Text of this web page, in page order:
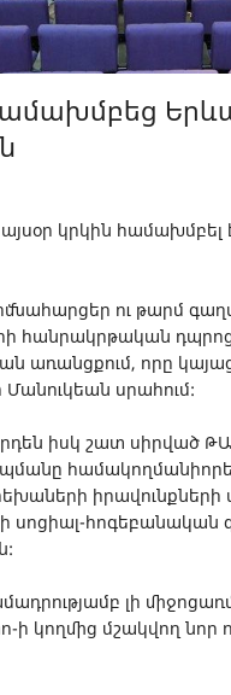
կրկին
ու թարմ
հանրակրթական
առանցքում, որը
սրահում:
իսկ շատ սիրված
սոցիալ-
լի
ի կողմից մշակվող